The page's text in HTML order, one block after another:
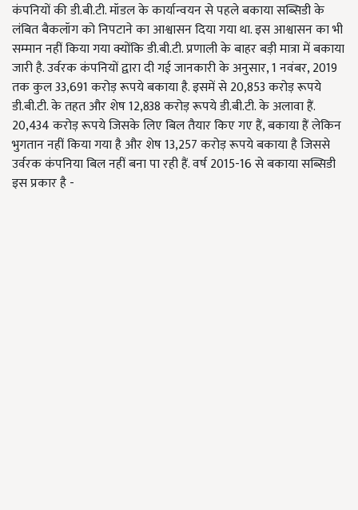
कंपनियों की डी.बी.टी. मॉडल के कार्यान्वयन से पहले बकाया सब्सिडी के
लंबित बैकलॉग को निपटाने का आश्वासन दिया गया था. इस आश्वासन का भी
सम्मान नहीं किया गया क्योंकि डी.बी.टी. प्रणाली के बाहर बड़ी मात्रा में बकाया
जारी है. उर्वरक कंपनियों द्वारा दी गई जानकारी के अनुसार, 1 नवंबर, 2019
तक कुल 33,691 करोड़ रूपये बकाया है. इसमें से 20,853 करोड़ रूपये
डी.बी.टी. के तहत और शेष 12,838 करोड़ रूपये डी.बी.टी. के अलावा हैं.
20,434 करोड़ रूपये जिसके लिए बिल तैयार किए गए हैं, बकाया हैं लेकिन
भुगतान नहीं किया गया है और शेष 13,257 करोड़ रूपये बकाया है जिससे
उर्वरक कंपनिया बिल नहीं बना पा रही हैं. वर्ष 2015-16 से बकाया सब्सिडी
इस प्रकार है -